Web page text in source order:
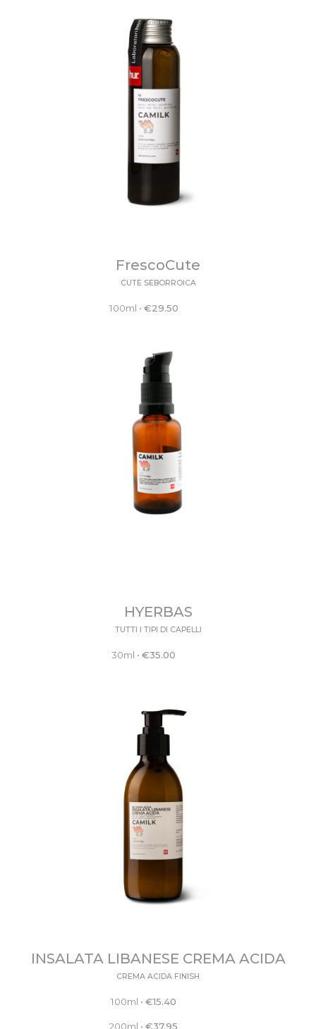
FrescoCute
CUTE SEBORROICA
100ml • €29.50
HYERBAS
TUTTI I TIPI DI CAPELLI
30ml •€35.00
INSALATA LIBANESE CREMA ACIDA
CREMA ACIDA FINISH
100ml •€15.40
200ml •€37.95